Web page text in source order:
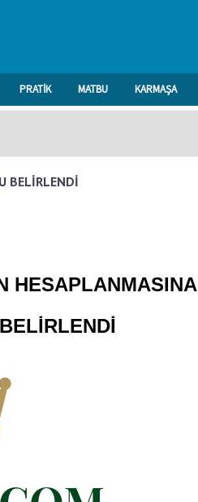
PRATİK MATBU KARMAŞA
BELİRLENDİ
HESAPLANMASINA